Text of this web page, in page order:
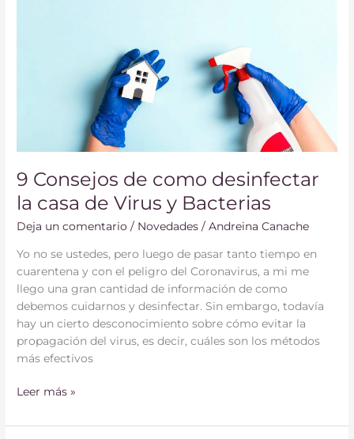
9 Consejos de como desinfectar
la casa de Virus y Bacterias
Deja un comentario / Novedades /Andreina Canache
Yo no se ustedes, pero luego de pasar tanto tiempo en
cuarentena y con el peligro del Coronavirus, a mi me
llego una gran cantidad de información de como
debemos cuidarnos y desinfectar. Sin embargo, todavía
hay un cierto desconocimiento sobre cómo evitar la
propagación del virus, es decir, cuáles son los métodos
más efectivos
Leer más »